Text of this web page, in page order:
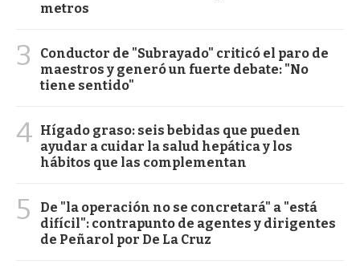
metros
3
Conductor de "Subrayado" criticó el paro de
maestros y generó un fuerte debate: "No
tiene sentido"
4 Hígado graso: seis bebidas que pueden
ayudar a cuidar la salud hepática y los
hábitos que las complementan
5
De "la operación no se concretará" a "está
difícil": contrapunto de agentes y dirigentes
de Peñarol por De La Cruz